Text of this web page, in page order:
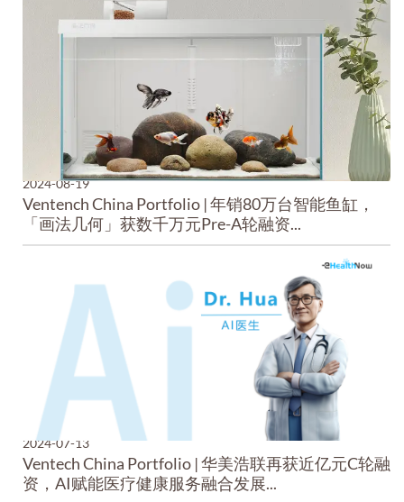
2024-08-19
Ventench China Portfolio | 年销80万台智能鱼缸，
「画法几何」获数千万元Pre-A轮融资...
2024-07-13
Ventech China Portfolio | 华美浩联再获近亿元C轮融
资，AI赋能医疗健康服务融合发展...